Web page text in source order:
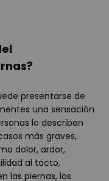
presentarse de
una sensación
lo describen
más graves,
dolor, ardor,
al tacto,
las piernas, los